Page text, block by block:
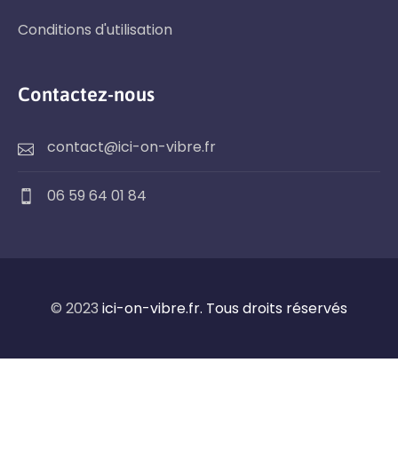
Conditions d'utilisation
Contactez-nous
contact@ici-on-vibre.fr
06 59 64 01 84
© 2023 ici-on-vibre.fr. Tous droits réservés